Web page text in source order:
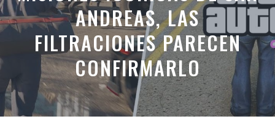
ANDREAS, LAS
FILTRACIONES PARECEN
CONFIRMARLO